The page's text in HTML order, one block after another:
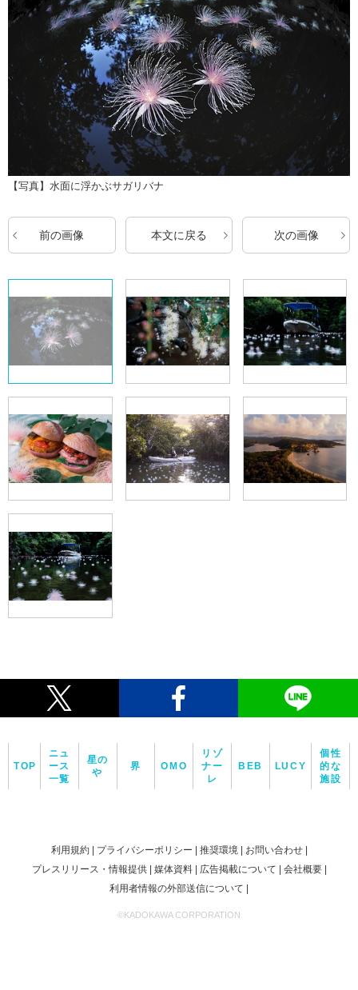
【写真】水面に浮かぶサガリバナ
前の画像 本文に戻る 次の画像
TOP
ニュ
ース
一覧
星の
や
界 OMO
リゾ
ナー
レ
BEB LUCY
個性
的な
施設
利用規約 プライバシーポリシー 推奨環境
お問い合わせ
プレスリリース・情報提供
媒体資料 広告掲載について
会社概要
利用者情報の外部送信について
©KADOKAWA CORPORATION